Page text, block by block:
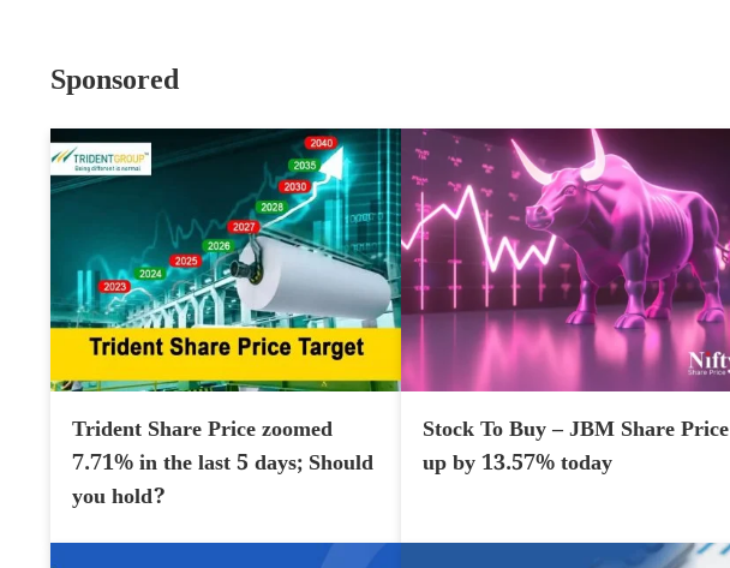
Sponsored
Trident Share Price zoomed
7.71% in the last 5 days; Should
you hold?
Stock To Buy – JBM Share Price
up by 13.57% today